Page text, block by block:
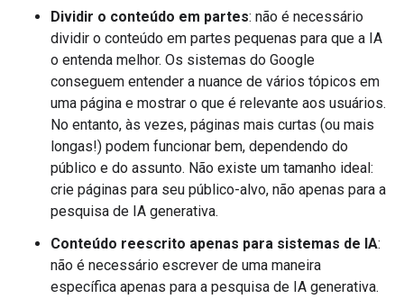
Dividir o conteúdo em partes: não é necessário
dividir o conteúdo em partes pequenas para que a IA
o entenda melhor. Os sistemas do Google
conseguem entender a nuance de vários tópicos em
uma página e mostrar o que é relevante aos usuários.
No entanto, às vezes, páginas mais curtas (ou mais
longas!) podem funcionar bem, dependendo do
público e do assunto. Não existe um tamanho ideal:
crie páginas para seu público-alvo, não apenas para a
pesquisa de IA generativa.
Conteúdo reescrito apenas para sistemas de IA:
não é necessário escrever de uma maneira
específica apenas para a pesquisa de IA generativa.